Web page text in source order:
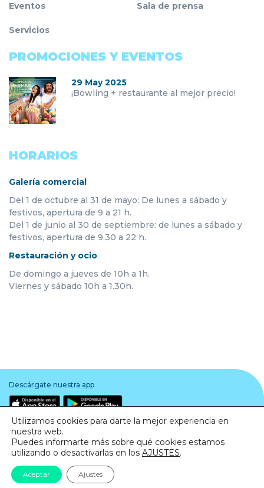
Eventos
Servicios
Sala de prensa
PROMOCIONES Y EVENTOS
29 May 2025
¡Bowling + restaurante al mejor precio!
HORARIOS
Galería comercial
Del 1 de octubre al 31 de mayo: De lunes a sábado y
festivos, apertura de 9 a 21 h.
Del 1 de junio al 30 de septiembre: de lunes a sábado y
festivos, apertura de 9.30 a 22 h.
Restauración y ocio
De domingo a jueves de 10h a 1h.
Viernes y sábado 10h a 1.30h.
© Todos los derechos reservados. Barnasud 2020
Aviso legal· Política de Privacidad·Política de Cookies
Descárgate nuestra app
Utilizamos cookies para darte la mejor experiencia en
nuestra web.
Puedes informarte más sobre qué cookies estamos
utilizando o desactivarlas en los AJUSTES.
Aceptar Ajustes